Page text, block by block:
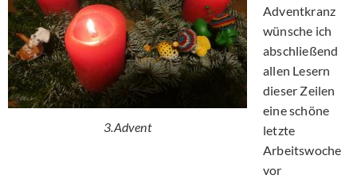
3.Advent
Adventkranz
wünsche ich
abschließend
allen Lesern
dieser Zeilen
eine schöne
letzte
Arbeitswoche
vor